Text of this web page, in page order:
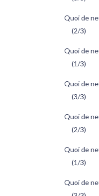
Quoi de
(2/3)
Quoi de
(1/3)
Quoi de
(3/3)
Quoi de
(2/3)
Quoi de
(1/3)
Quoi de